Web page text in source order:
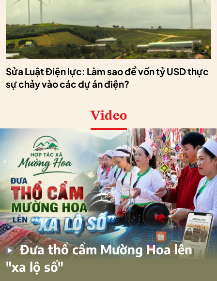
Sửa Luật Điện lực: Làm sao để vốn tỷ USD thực
sự chảy vào các dự án điện?
Video
Đưa thổ cẩm Mường Hoa lên
"xa lộ số"